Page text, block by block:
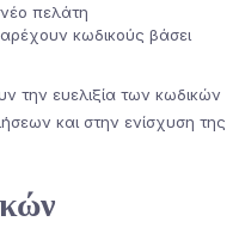
πελάτη
κωδικούς βάσει
την ευελιξία των κωδικών
και στην ενίσχυση της